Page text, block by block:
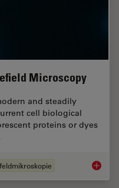
Microscopy
and steadily
cell biological
proteins or dyes
Image